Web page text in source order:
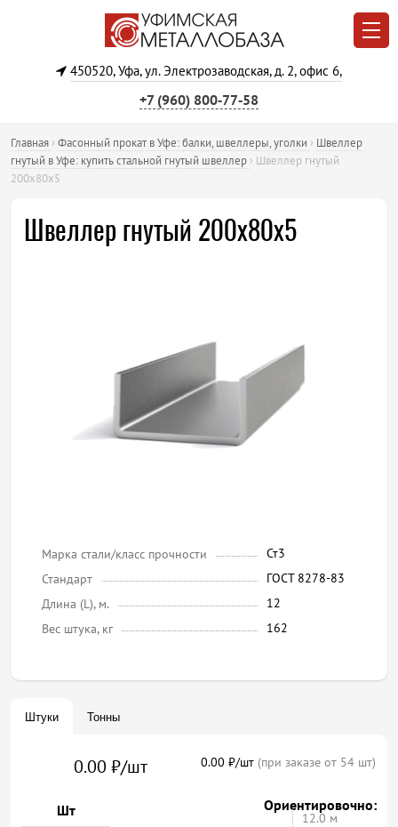
450520, Уфа, ул. Электрозаводская, д. 2, офис 6,
+7 (960) 800‐77‐58
Главная › Фасонный прокат в Уфе: балки, швеллеры, уголки › Швеллер
гнутый в Уфе: купить стальной гнутый швеллер › Швеллер гнутый
200х80х5
Швеллер гнутый 200х80х5
Марка стали/класс прочности
Ст3
Стандарт
ГОСТ 8278-83
Длина (L), м.
12
Вес штука, кг
162
Штуки Тонны
0.00 ₽/шт 0.00 ₽/шт (при заказе от 54 шт)
Шт Ориентировочно:
12.0 м